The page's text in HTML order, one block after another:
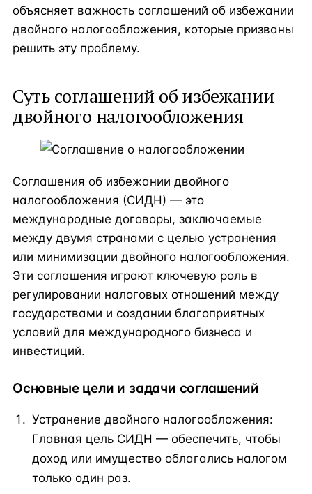
объясняет важность соглашений об избежании
двойного налогообложения, которые призваны
решить эту проблему.
Суть соглашений об избежании
двойного налогообложения
Соглашения об избежании двойного
налогообложения (СИДН) — это
международные договоры, заключаемые
между двумя странами с целью устранения
или минимизации двойного налогообложения.
Эти соглашения играют ключевую роль в
регулировании налоговых отношений между
государствами и создании благоприятных
условий для международного бизнеса и
инвестиций.
Основные цели и задачи соглашений
Устранение двойного налогообложения:
Главная цель СИДН — обеспечить, чтобы
доход или имущество облагались налогом
только один раз.